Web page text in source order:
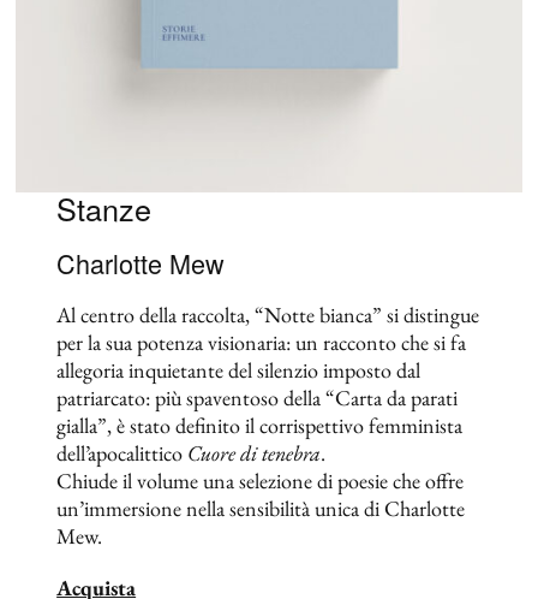
Stanze
Charlotte Mew
Al centro della raccolta, “Notte bianca” si distingue
per la sua potenza visionaria: un racconto che si fa
allegoria inquietante del silenzio imposto dal
patriarcato: più spaventoso della “Carta da parati
gialla”, è stato definito il corrispettivo femminista
dell’apocalittico Cuore di tenebra.
Chiude il volume una selezione di poesie che offre
un’immersione nella sensibilità unica di Charlotte
Mew.
Acquista